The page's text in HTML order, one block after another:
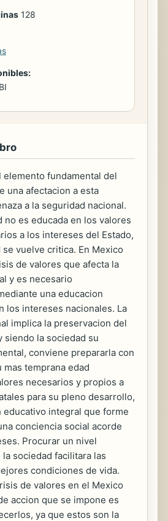
128
elemento fundamental del
una afectacion a esta
a la seguridad nacional.
no es educada en los valores
a los intereses del Estado,
vuelve critica. En Mexico
de valores que afecta la
y es necesario
una educacion
los intereses nacionales. La
implica la preservacion del
siendo la sociedad su
conviene prepararla con
temprana edad
necesarios y propios a
para su pleno desarrollo,
educativo integral que forme
conciencia social acorde
Procurar un nivel
sociedad facilitara las
condiciones de vida.
de valores en el Mexico
accion que se impone es
ya que estos son la